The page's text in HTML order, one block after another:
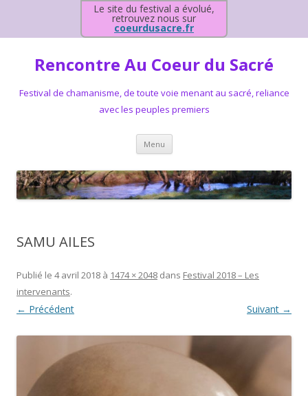
Le site du festival a évolué,
retrouvez nous sur
coeurdusacre.fr
Rencontre Au Coeur du Sacré
Festival de chamanisme, de toute voie menant au sacré, reliance
avec les peuples premiers
Menu Aller au contenu principal
SAMU AILES
Publié le 4 avril 2018 à 1474 × 2048 dans Festival 2018 – Les
intervenants.
← Précédent Suivant →